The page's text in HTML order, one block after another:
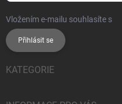
Vložením e-mailu souhlasíte s
Přihlásit se
KATEGORIE